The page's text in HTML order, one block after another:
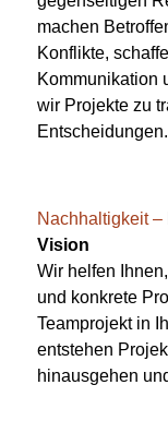
machen
Konflikte,
Kommunikation
wir Projekte zu
Entscheidungen.
Nachhaltigkeit –
Vision
Wir helfen
und konkrete
Teamprojekt in
entstehen
hinausgehen